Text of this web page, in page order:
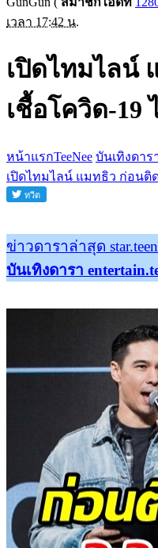
เวลา 17:42 น.
เปิดไทมไลน์
เชื้อโควิด-19
หน้าแรกTeeNee บันเทิงดาร
เปิดไทมไลน์ แมทธิว ก่อนติ
ข่าวดาราล่าสุด
บันเทิงดารา